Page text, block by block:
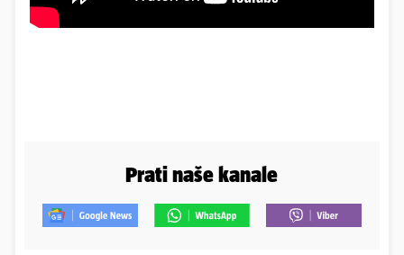
Prati naše kanale